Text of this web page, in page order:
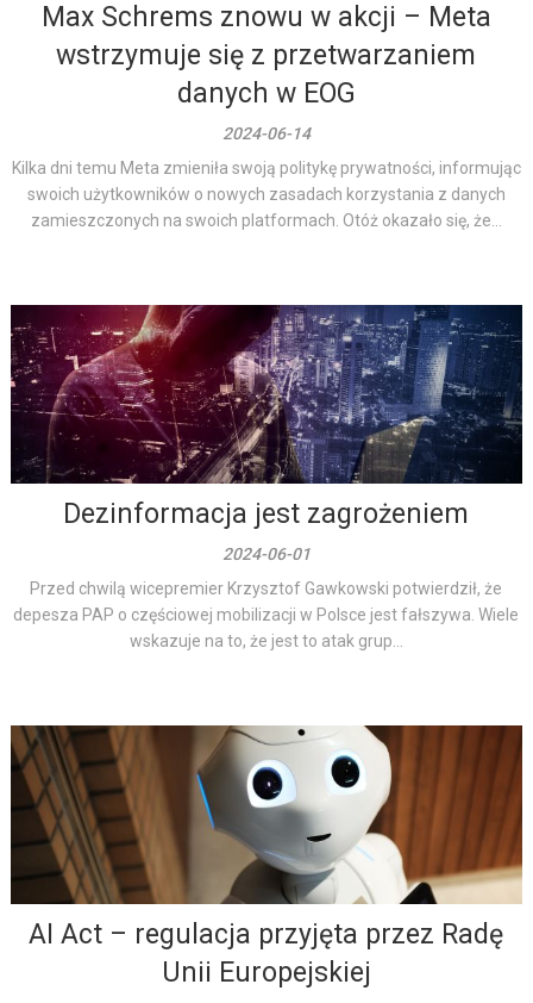
Max Schrems znowu w akcji – Meta
wstrzymuje się z przetwarzaniem
danych w EOG
2024-06-14
Kilka dni temu Meta zmieniła swoją politykę prywatności, informując
swoich użytkowników o nowych zasadach korzystania z danych
zamieszczonych na swoich platformach. Otóż okazało się, że...
Dezinformacja jest zagrożeniem
2024-06-01
Przed chwilą wicepremier Krzysztof Gawkowski potwierdził, że
depesza PAP o częściowej mobilizacji w Polsce jest fałszywa. Wiele
wskazuje na to, że jest to atak grup...
AI Act – regulacja przyjęta przez Radę
Unii Europejskiej